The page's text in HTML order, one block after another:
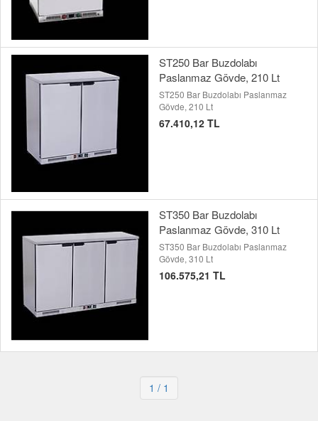
ST250 Bar Buzdolabı
Paslanmaz Gövde, 210 Lt
ST250 Bar Buzdolabı Paslanmaz
Gövde, 210 Lt
67.410,12 TL
ST350 Bar Buzdolabı
Paslanmaz Gövde, 310 Lt
ST350 Bar Buzdolabı Paslanmaz
Gövde, 310 Lt
106.575,21 TL
1 / 1